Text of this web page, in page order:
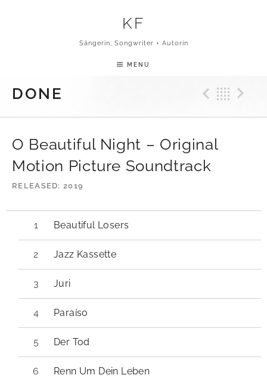
KF
Sängerin, Songwriter + Autorin
MENU
DONE
O Beautiful Night – Original
Motion Picture Soundtrack
RELEASED 2019
Beautiful Losers
Jazz Kassette
Juri
Paraíso
Der Tod
Renn Um Dein Leben